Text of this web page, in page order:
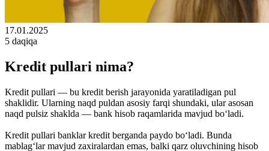
17.01.2025
5 daqiqa
Kredit pullari nima?
Kredit pullari — bu kredit berish jarayonida yaratiladigan pul
shaklidir. Ularning naqd puldan asosiy farqi shundaki, ular asosan
naqd pulsiz shaklda — bank hisob raqamlarida mavjud bo‘ladi.
Kredit pullari banklar kredit berganda paydo bo‘ladi. Bunda
mablag‘lar mavjud zaxiralardan emas, balki qarz oluvchining hisob